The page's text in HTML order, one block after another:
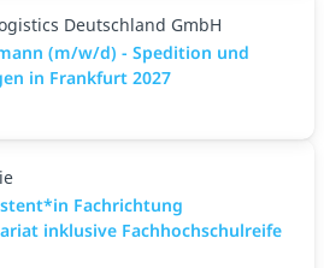
Deutschland GmbH
(m/w/d) - Spedition und
in Frankfurt 2027
Fachrichtung
inklusive Fachhochschulreife